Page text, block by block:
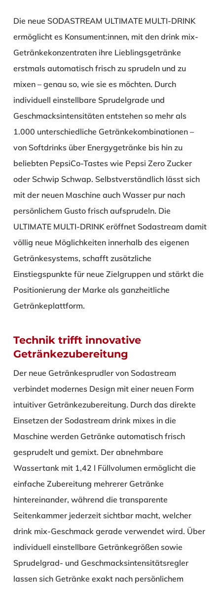
Die neue SODASTREAM ULTIMATE MULTI-DRINK
ermöglicht es Konsument:innen, mit den drink mix-
Getränkekonzentraten ihre Lieblingsgetränke
erstmals automatisch frisch zu sprudeln und zu
mixen – genau so, wie sie es möchten. Durch
individuell einstellbare Sprudelgrade und
Geschmacksintensitäten entstehen so mehr als
1.000 unterschiedliche Getränkekombinationen –
von Softdrinks über Energygetränke bis hin zu
beliebten PepsiCo-Tastes wie Pepsi Zero Zucker
oder Schwip Schwap. Selbstverständlich lässt sich
mit der neuen Maschine auch Wasser pur nach
persönlichem Gusto frisch aufsprudeln. Die
ULTIMATE MULTI-DRINK eröffnet Sodastream damit
völlig neue Möglichkeiten innerhalb des eigenen
Getränkesystems, schafft zusätzliche
Einstiegspunkte für neue Zielgruppen und stärkt die
Positionierung der Marke als ganzheitliche
Getränkeplattform.
Technik trifft innovative
Getränkezubereitung
Der neue Getränkesprudler von Sodastream
verbindet modernes Design mit einer neuen Form
intuitiver Getränkezubereitung. Durch das direkte
Einsetzen der Sodastream drink mixes in die
Maschine werden Getränke automatisch frisch
gesprudelt und gemixt. Der abnehmbare
Wassertank mit 1,42 l Füllvolumen ermöglicht die
einfache Zubereitung mehrerer Getränke
hintereinander, während die transparente
Seitenkammer jederzeit sichtbar macht, welcher
drink mix-Geschmack gerade verwendet wird. Über
individuell einstellbare Getränkegrößen sowie
Sprudelgrad- und Geschmacksintensitätsregler
lassen sich Getränke exakt nach persönlichem